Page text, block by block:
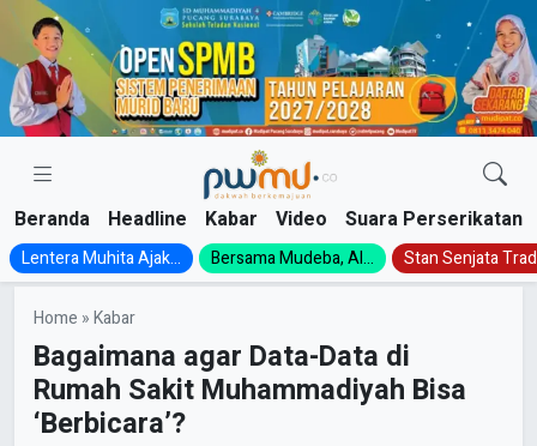
Skip
content
Beranda Headline Kabar Video Suara Perserikatan
Lentera Muhita Ajak... Bersama Mudeba, Al... Stan Senjata
Home »Kabar
Bagaimana agar Data-Data di
Rumah Sakit Muhammadiyah Bisa
‘Berbicara’?